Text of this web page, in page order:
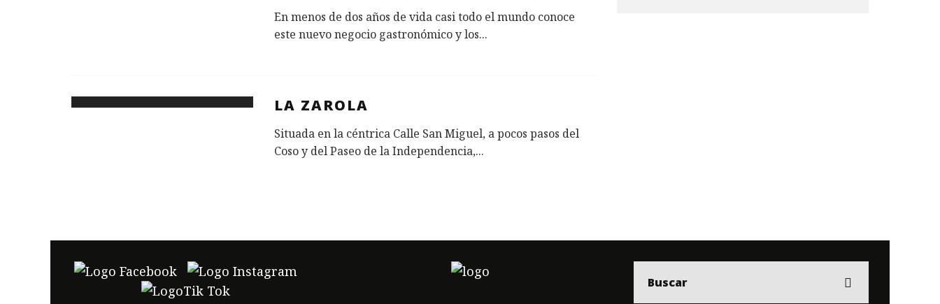
En menos de dos años de vida casi todo el mundo conoce
este nuevo negocio gastronómico y los...
LA ZAROLA
Situada en la céntrica Calle San Miguel, a pocos pasos del
Coso y del Paseo de la Independencia,...